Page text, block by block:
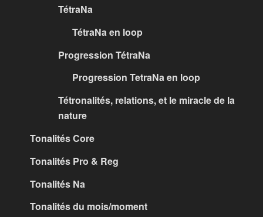
TétraNa
TétraNa en loop
Progression TétraNa
Progression TetraNa en loop
Tétronalités, relations, et le miracle de la
nature
Tonalités Core
Tonalités Pro & Reg
Tonalités Na
Tonalités du mois/moment